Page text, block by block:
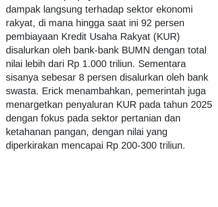
dampak langsung terhadap sektor ekonomi
rakyat, di mana hingga saat ini 92 persen
pembiayaan Kredit Usaha Rakyat (KUR)
disalurkan oleh bank-bank BUMN dengan total
nilai lebih dari Rp 1.000 triliun. Sementara
sisanya sebesar 8 persen disalurkan oleh bank
swasta. Erick menambahkan, pemerintah juga
menargetkan penyaluran KUR pada tahun 2025
dengan fokus pada sektor pertanian dan
ketahanan pangan, dengan nilai yang
diperkirakan mencapai Rp 200-300 triliun.